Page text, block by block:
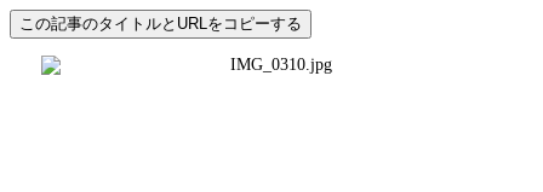
この記事のタイトルとURLをコピーする